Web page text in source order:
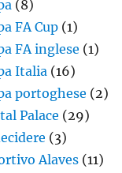
(8)
FA Cup (1)
FA inglese (1)
Italia (16)
portoghese (2)
Palace (29)
(3)
Alaves (11)